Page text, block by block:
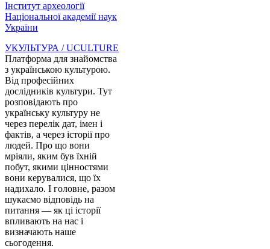
Інститут археології
Національної академії наук
України
УКУЛЬТУРА / UCULTURE
Платформа для знайомства
з українською культурою.
Від професійних
дослідників культури. Тут
розповідають про
українську культуру не
через перелік дат, імен і
фактів, а через історії про
людей. Про що вони
мріяли, яким був їхній
побут, якими цінностями
вони керувалися, що їх
надихало. І головне, разом
шукаємо відповідь на
питання — як ці історії
впливають на нас і
визначають наше
сьогодення.